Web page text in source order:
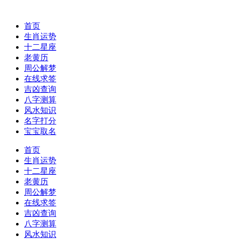
首页
生肖运势
十二星座
老黄历
周公解梦
在线求签
吉凶查询
八字测算
风水知识
名字打分
宝宝取名
首页
生肖运势
十二星座
老黄历
周公解梦
在线求签
吉凶查询
八字测算
风水知识